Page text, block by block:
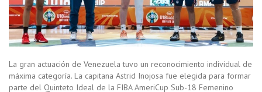
La gran actuación de Venezuela tuvo un reconocimiento individual de
máxima categoría. La capitana Astrid Inojosa fue elegida para formar
parte del Quinteto Ideal de la FIBA AmeriCup Sub-18 Femenino